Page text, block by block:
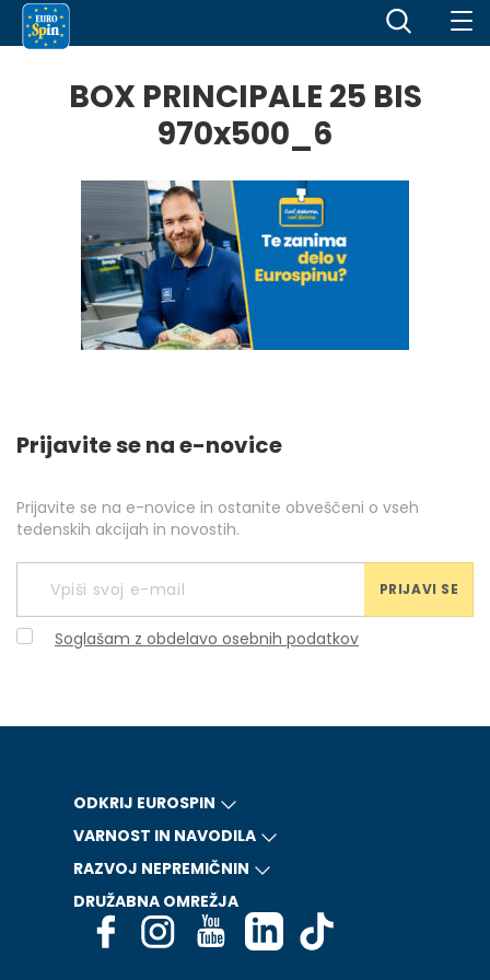
BOX PRINCIPALE 25 BIS
970x500_6
Prijavite se na e-novice
Prijavite se na e-novice in ostanite obveščeni o vseh
tedenskih akcijah in novostih.
PRIJAVI SE
Soglašam z obdelavo osebnih podatkov
ODKRIJ EUROSPIN
VARNOST IN NAVODILA
RAZVOJ NEPREMIČNIN
DRUŽABNA OMREŽJA